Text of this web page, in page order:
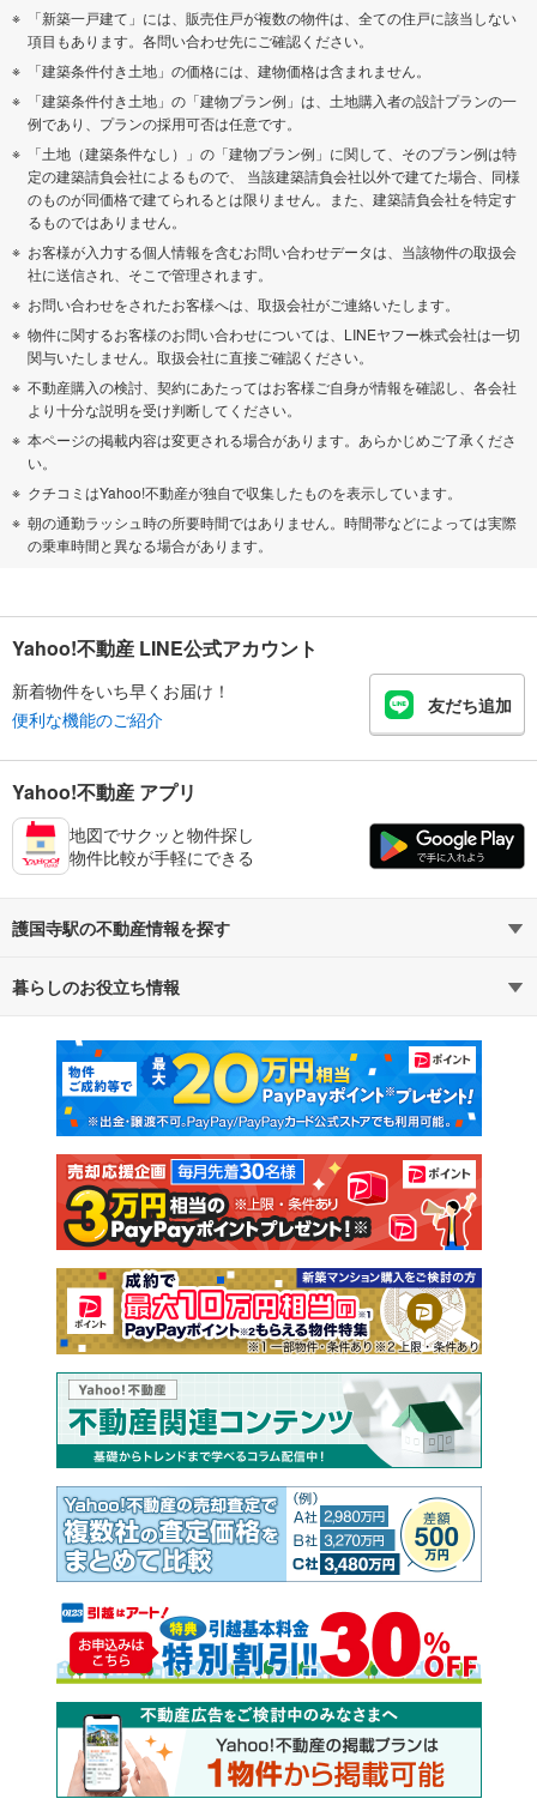
「新築一戸建て」には、販売住戸が複数の物件は、全ての住戸に該当しない
項目もあります。各問い合わせ先にご確認ください。
「建築条件付き土地」の価格には、建物価格は含まれません。
「建築条件付き土地」の「建物プラン例」は、土地購入者の設計プランの一
例であり、プランの採用可否は任意です。
「土地（建築条件なし）」の「建物プラン例」に関して、そのプラン例は特
定の建築請負会社によるもので、 当該建築請負会社以外で建てた場合、同様
のものが同価格で建てられるとは限りません。また、建築請負会社を特定す
るものではありません。
お客様が入力する個人情報を含むお問い合わせデータは、当該物件の取扱会
社に送信され、そこで管理されます。
お問い合わせをされたお客様へは、取扱会社がご連絡いたします。
物件に関するお客様のお問い合わせについては、LINEヤフー株式会社は一切
関与いたしません。取扱会社に直接ご確認ください。
不動産購入の検討、契約にあたってはお客様ご自身が情報を確認し、各会社
より十分な説明を受け判断してください。
本ページの掲載内容は変更される場合があります。あらかじめご了承くださ
い。
クチコミはYahoo!不動産が独自で収集したものを表示しています。
朝の通勤ラッシュ時の所要時間ではありません。時間帯などによっては実際
の乗車時間と異なる場合があります。
Yahoo!不動産 LINE公式アカウント
新着物件をいち早くお届け！
便利な機能のご紹介
友だち追加
Yahoo!不動産 アプリ
地図でサクッと物件探し
物件比較が手軽にできる
護国寺駅の不動産情報を探す
不動産・住宅
新築マンション 中古マンション
新築一戸建て 中古一戸建て
注文住宅 土地
売却査定
暮らしのお役立ち情報
マンションカタログ 教えて！住まいの先生